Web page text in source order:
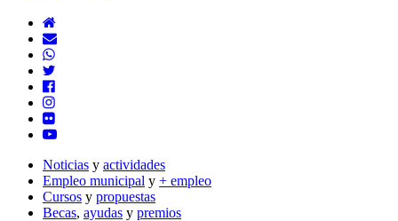
Noticias y actividades
Empleo municipal y + empleo
Cursos y propuestas
Becas, ayudas y premios